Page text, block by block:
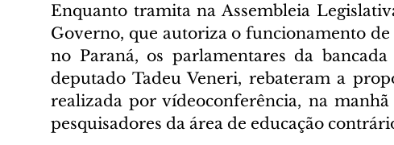
Enquanto tramita na Assembleia
Governo, que autoriza o funcionamento
no Paraná, os parlamentares da
deputado Tadeu Veneri, rebateram a
realizada por vídeoconferência, na
pesquisadores da área de educação